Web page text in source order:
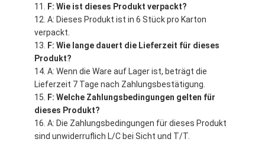
F: Wie ist dieses Produkt verpackt?
A: Dieses Produkt ist in 6 Stück pro Karton
verpackt.
F: Wie lange dauert die Lieferzeit für dieses
Produkt?
A: Wenn die Ware auf Lager ist, beträgt die
Lieferzeit 7 Tage nach Zahlungsbestätigung.
F: Welche Zahlungsbedingungen gelten für
dieses Produkt?
A: Die Zahlungsbedingungen für dieses Produkt
sind unwiderruflich L/C bei Sicht und T/T.